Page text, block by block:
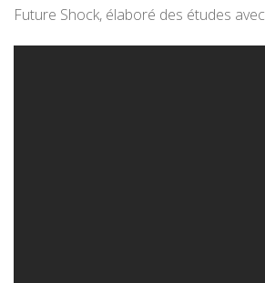
Future Shock, élaboré des études avec